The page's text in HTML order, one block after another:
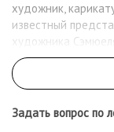
художник,
известный
художника
Олкена. Два его
также были
художник,
Великобритании,
году. Наиболее
Задать вопрос по